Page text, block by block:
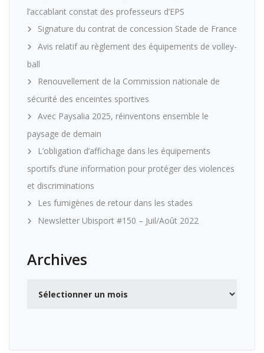
l’accablant constat des professeurs d’EPS
Signature du contrat de concession Stade de France
Avis relatif au règlement des équipements de volley-
ball
Renouvellement de la Commission nationale de
sécurité des enceintes sportives
Avec Paysalia 2025, réinventons ensemble le
paysage de demain
L’obligation d’affichage dans les équipements
sportifs d’une information pour protéger des violences
et discriminations
Les fumigènes de retour dans les stades
Newsletter Ubisport #150 – Juil/Août 2022
Archives